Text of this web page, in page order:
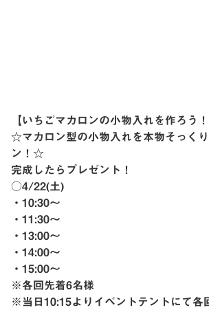
【いちごマカロンの小物入れを作ろう！
☆マカロン型の小物入れを本物そっく
ン！☆
完成したらプレゼント！
○4/22(土)
・10:30〜
・11:30〜
・13:00〜
・14:00〜
・15:00〜
※各回先着6名様
※当日10:15よりイベントテントにて各